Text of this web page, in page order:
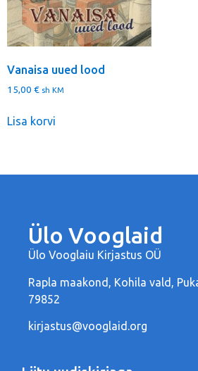
Vanaisa uued lood
15,00 € sh KM
Lisa korvi
Ülo Vooglaid
Ülo Vooglaiu Kirjastus OÜ
Rapla maakond, Kohila vald,
79852
kirjastus@vooglaid.org